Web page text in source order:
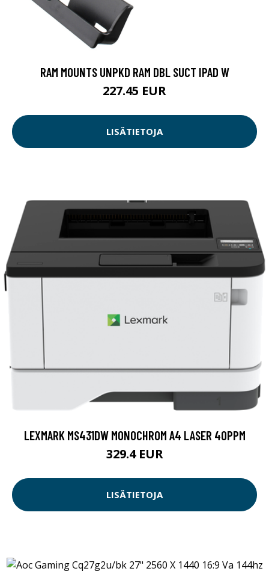
RAM MOUNTS UNPKD RAM DBL SUCT IPAD W
227.45 EUR
LISÄTIETOJA
LEXMARK MS431DW MONOCHROM A4 LASER 40PPM
329.4 EUR
LISÄTIETOJA